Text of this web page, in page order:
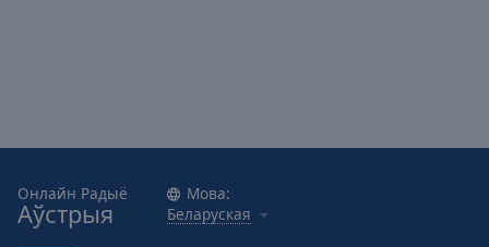
Онлайн Радыё
Аўстрыя
Мова:
Беларуская